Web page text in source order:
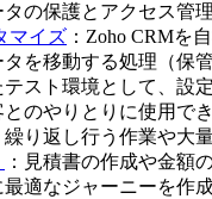
タの保護とアクセス管
マイズ ：Zoho CRMを
タを移動する処理（
スト環境として、設
とのやりとりに使用で
繰り返し行う作業や大
：見積書の作成や金額
最適なジャーニーを作